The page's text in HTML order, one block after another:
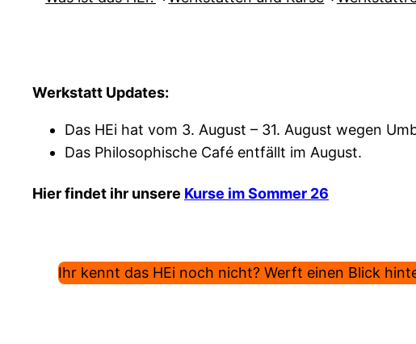
Werkstatt Updates:
Das HEi hat vom 3. August – 31. August wegen
Das Philosophische Café entfällt im August.
Hier findet ihr unsere Kurse im Sommer 26
Ihr kennt das HEi noch nicht? Werft einen Blick